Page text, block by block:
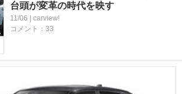
台頭が変革の時代を映す
11/06 | carview!
コメント：33